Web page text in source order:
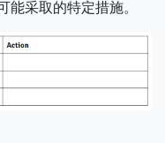
能采取的特定措施。